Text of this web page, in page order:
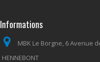
Informations
MBK Le Borgne, 6 Avenue
HENNEBONT